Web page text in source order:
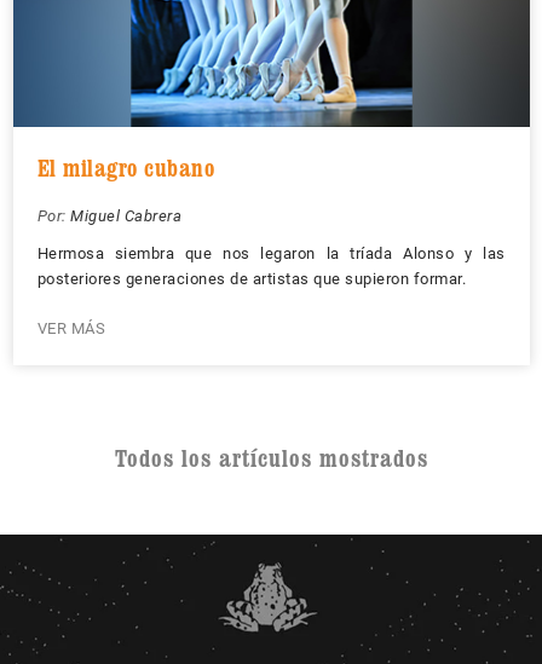
El milagro cubano
Por: Miguel Cabrera
Hermosa siembra que nos legaron la tríada Alonso y las
posteriores generaciones de artistas que supieron formar.
VER MÁS
Todos los artículos mostrados